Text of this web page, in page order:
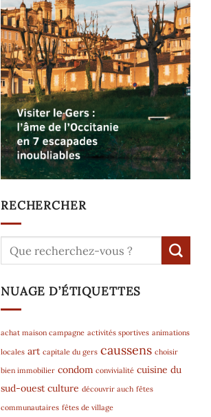
RECHERCHER
NUAGE D’ÉTIQUETTES
achat maison campagne activités sportives animations
locales art capitale du gers caussens choisir
bien immobilier condom convivialité cuisine du
sud-ouest culture découvrir auch fêtes
communautaires fêtes de village